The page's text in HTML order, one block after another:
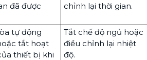
đã được
chỉnh lại thời gian.
tự động
tắt hoạt
thiết bị khi
Tắt chế độ ngủ hoặc
điều chỉnh lại nhiệt
độ.